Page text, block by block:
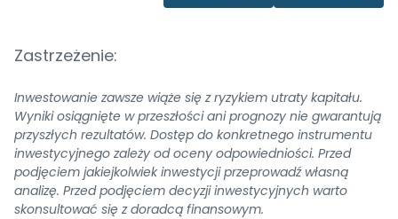
Zastrzeżenie:
Inwestowanie zawsze wiąże się z ryzykiem utraty kapitału.
Wyniki osiągnięte w przeszłości ani prognozy nie gwarantują
przyszłych rezultatów. Dostęp do konkretnego instrumentu
inwestycyjnego zależy od oceny odpowiedniości. Przed
podjęciem jakiejkolwiek inwestycji przeprowadź własną
analizę. Przed podjęciem decyzji inwestycyjnych warto
skonsultować się z doradcą finansowym.